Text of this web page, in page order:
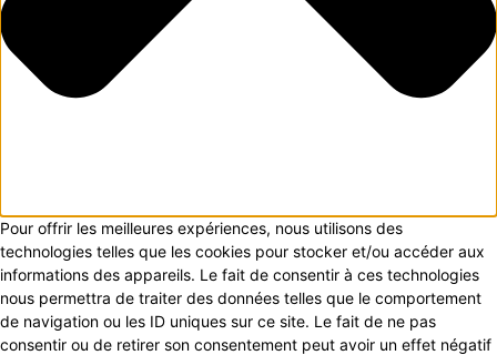
Pour offrir les meilleures expériences, nous utilisons des
technologies telles que les cookies pour stocker et/ou accéder aux
informations des appareils. Le fait de consentir à ces technologies
nous permettra de traiter des données telles que le comportement
de navigation ou les ID uniques sur ce site. Le fait de ne pas
consentir ou de retirer son consentement peut avoir un effet négatif